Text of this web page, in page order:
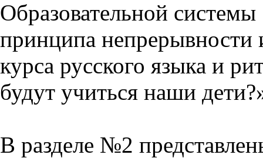
Образовательной
принципа непрерывности
курса русского языка и
будут учиться наши
В разделе №2